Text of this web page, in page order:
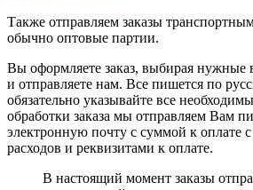
Также отправляем заказы
обычно оптовые партии.
Вы оформляете заказ, выбирая нужные
и отправляете нам. Все пишется по
обязательно указывайте все
обработки заказа мы отправляем Вам
электронную почту с суммой к оплате
расходов и реквизитами к оплате.
В настоящий момент заказы